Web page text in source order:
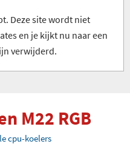
Deze site wordt niet
en je kijkt nu naar een
verwijderd.
M22 RGB
cpu-koelers